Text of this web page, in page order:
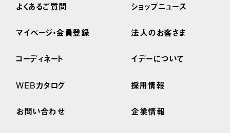
よくあるご質問
マイページ・会員登録
コーディネート
WEBカタログ
お問い合わせ
ショップニュース
法人のお客さま
イデーについて
採用情報
企業情報